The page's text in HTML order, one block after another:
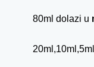
80ml dolazi u